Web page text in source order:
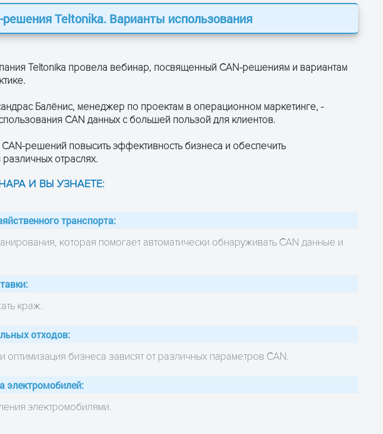
решения Teltonika. Варианты использования
Teltonika провела вебинар, посвященный CAN-решениям и вариантам
Балёнис, менеджер по проектам в операционном маркетинге, -
CAN данных с большей пользой для клиентов.
решений повысить эффективность бизнеса и обеспечить
отраслях.
И ВЫ УЗНАЕТЕ:
транспорта:
которая помогает автоматически обнаруживать CAN данные и
краж.
отходов:
оптимизация бизнеса зависят от различных параметров CAN.
электромобилей:
электромобилями.